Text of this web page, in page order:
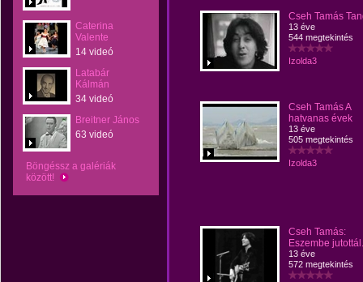
Caterina
Valente
14 videó
Latabár
Kálmán
34 videó
Breitner János
63 videó
Böngéssz a galériák
között!
Cseh Tamás
13 éve
544 megtekintés
Izolda3
Cseh Tamás A
hatvanas évek
13 éve
505 megtekintés
Izolda3
Cseh Tamás:
Eszembe
13 éve
572 megtekintés